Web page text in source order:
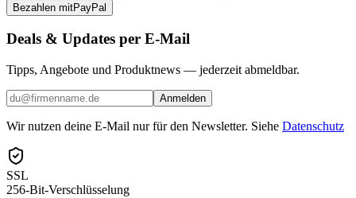
Bezahlen mitPayPal
Deals & Updates per E-Mail
Tipps, Angebote und Produktnews — jederzeit abmeldbar.
Anmelden
Wir nutzen deine E-Mail nur für den Newsletter. Siehe Datenschutz
SSL
256-Bit-Verschlüsselung